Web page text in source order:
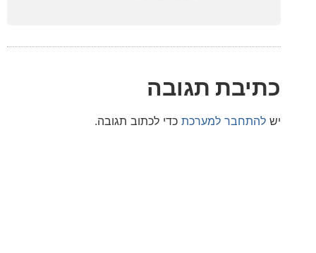
תגובה
למערכתכדי לכתוב תגובה.